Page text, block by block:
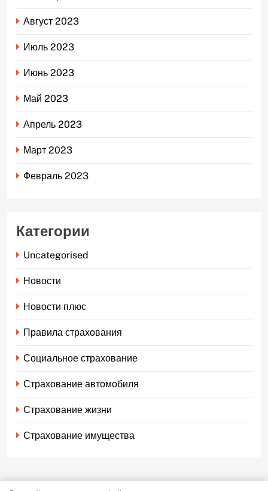
Август 2023
Июль 2023
Июнь 2023
Май 2023
Апрель 2023
Март 2023
Февраль 2023
Категории
Uncategorised
Новости
Новости плюс
Правила страхования
Социальное страхование
Страхование автомобиля
Страхование жизни
Страхование имущества